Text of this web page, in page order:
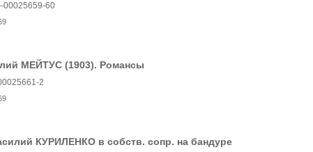
60
МЕЙТУС (1903). Романсы
2
КУРИЛЕНКО в собств. сопр. на бандуре